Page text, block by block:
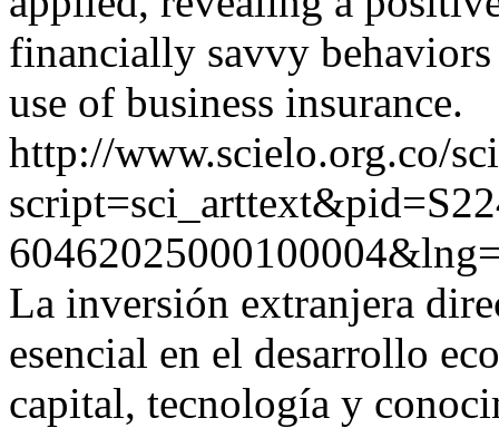
financially savvy
use of business insurance.
http://www.scielo.org.co/
La inversión extranjera
esencial en el desarrollo
capital, tecnología y